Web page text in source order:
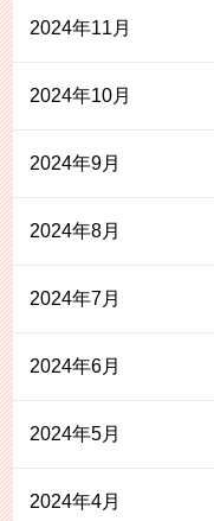
2024年11月
2024年10月
2024年9月
2024年8月
2024年7月
2024年6月
2024年5月
2024年4月